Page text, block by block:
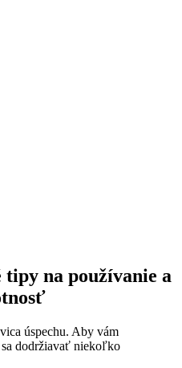
na používanie a
úspechu. Aby vám
dodržiavať niekoľko